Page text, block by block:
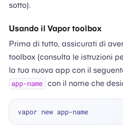
sotto).
Usando il Vapor toolbox
Prima di tutto, assicurati di
toolbox (consulta le istruzioni
la tua nuova app con il
app-name con il nome che